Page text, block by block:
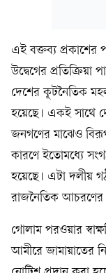
এই বক্তব্য প্রকাশের
উদ্বেগের প্রতিক্রিয়া
দেশের কূটনৈতিক
হয়েছে। একই সাথে
জনগণের মাঝেও বিরূপ
কারণে ইতোমধ্যে
হয়েছে। এটা দলীয়
রাজনৈতিক আচরণের
গোলাম পরওয়ার
আমীরে জামায়াতের